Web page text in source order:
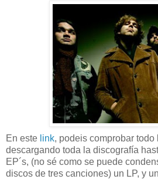
En este link, podeis comprobar todo
descargando toda la discografía
EP´s, (no sé como se puede
discos de tres canciones) un LP, y